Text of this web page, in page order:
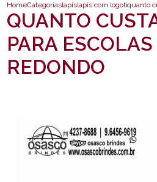
HomeCategoriaslapislapis com logotipoquanto
QUANTO
PARA
REDONDO